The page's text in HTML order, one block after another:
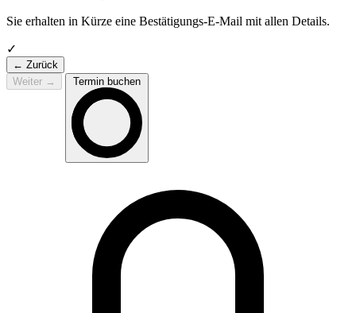
Sie erhalten in Kürze eine Bestätigungs-E-Mail mit allen Details.
✓
← Zurück
Weiter → Termin buchen